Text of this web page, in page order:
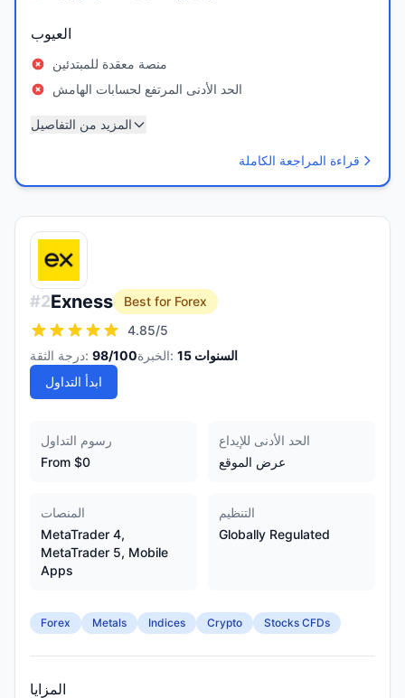
العيوب
منصة معقدة للمبتدئين
الحد الأدنى المرتفع لحسابات الهامش
المزيد من التفاصيل
قراءة المراجعة الكاملة
#2Exness
Best for Forex
4.85/5
درجة الثقة: 98/100 الخبرة: 15 السنوات
ابدأ التداول
رسوم التداول
From $0
الحد الأدنى للإيداع
عرض الموقع
المنصات
MetaTrader 4,
MetaTrader 5, Mobile
Apps
التنظيم
Globally Regulated
Forex Metals Indices Crypto Stocks CFDs
المزايا